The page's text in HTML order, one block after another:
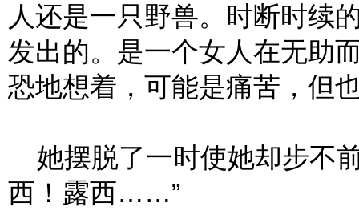
人还是一只野兽。时断时续
发出的。是一个女人在无助
恐地想着，可能是痛苦，
她摆脱了一时使她却步不
西！露西……”